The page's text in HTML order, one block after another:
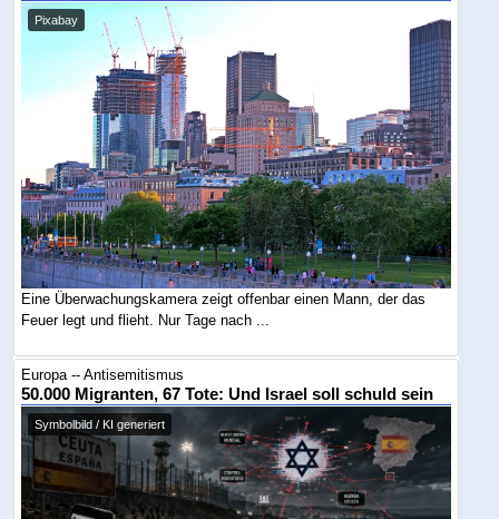
Pixabay
Eine Überwachungskamera zeigt offenbar einen Mann, der das
Feuer legt und flieht. Nur Tage nach ...
Europa -- Antisemitismus
50.000 Migranten, 67 Tote: Und Israel soll schuld sein
Symbolbild / KI generiert